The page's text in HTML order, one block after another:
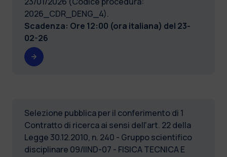
2026_CDR_DENG_4).
Scadenza: Ore 12:00 (ora italiana) del 23-
02-26
Selezione pubblica per il conferimento di 1
Contratto di ricerca ai sensi dell'art. 22 della
Legge 30.12.2010, n. 240 - Gruppo scientifico
disciplinare 09/IIND-07 - FISICA TECNICA E